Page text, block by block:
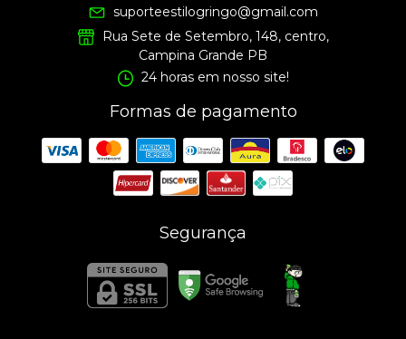
suporteestilogringo@gmail.com
Rua Sete de Setembro, 148, centro,
Campina Grande PB
24 horas em nosso site!
Formas de pagamento
Segurança